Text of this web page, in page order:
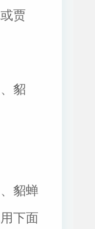
贾
貂
貂蝉
下面